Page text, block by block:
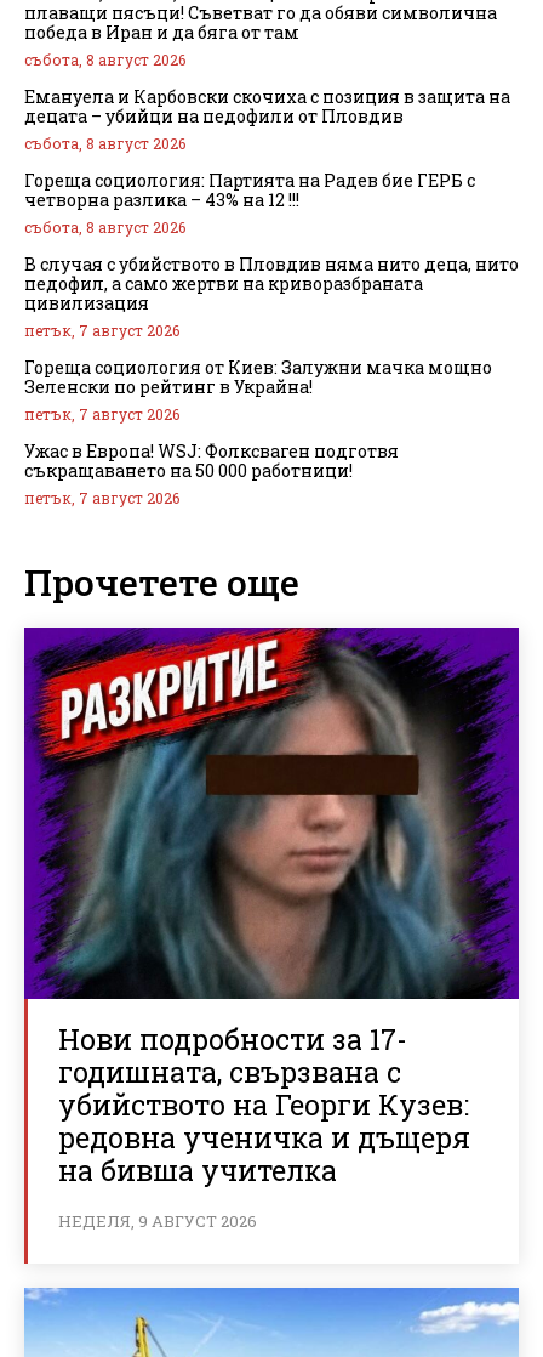
плаващи пясъци! Съветват го да обяви символична
победа в Иран и да бяга от там
събота, 8 август 2026
Емануела и Карбовски скочиха с позиция в защита на
децата – убийци на педофили от Пловдив
събота, 8 август 2026
Гореща социология: Партията на Радев бие ГЕРБ с
четворна разлика – 43% на 12 !!!
събота, 8 август 2026
В случая с убийството в Пловдив няма нито деца, нито
педофил, а само жертви на криворазбраната
цивилизация
петък, 7 август 2026
Гореща социология от Киев: Залужни мачка мощно
Зеленски по рейтинг в Украйна!
петък, 7 август 2026
Ужас в Европа! WSJ: Фолксваген подготвя
съкращаването на 50 000 работници!
петък, 7 август 2026
Прочетете още
Нови подробности за 17-
годишната, свързвана с
убийството на Георги Кузев:
редовна ученичка и дъщеря
на бивша учителка
НЕДЕЛЯ, 9 АВГУСТ 2026